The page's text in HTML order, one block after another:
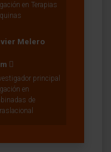
en Terapias
Melero
principal
en
de